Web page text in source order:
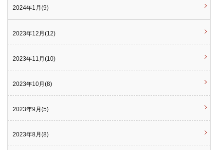
2024年1月(9)
2023年12月(12)
2023年11月(10)
2023年10月(8)
2023年9月(5)
2023年8月(8)